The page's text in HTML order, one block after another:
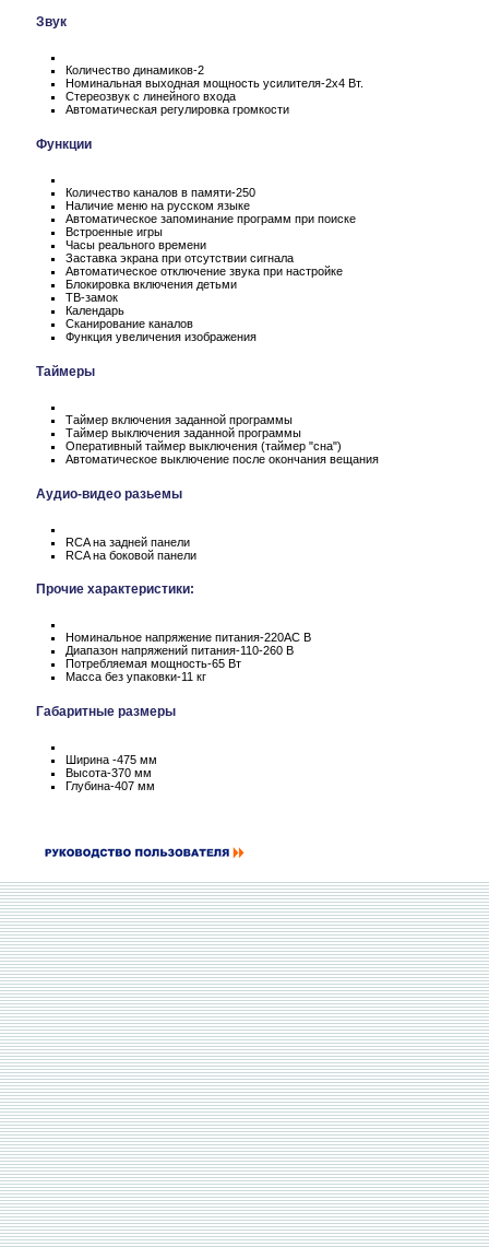
Звук
Количество динамиков-2
Номинальная выходная мощность усилителя-2х4 Вт.
Стереозвук с линейного входа
Автоматическая регулировка громкости
Функции
Количество каналов в памяти-250
Наличие меню на русском языке
Автоматическое запоминание программ при поиске
Встроенные игры
Часы реального времени
Заставка экрана при отсутствии сигнала
Автоматическое отключение звука при настройке
Блокировка включения детьми
ТВ-замок
Календарь
Сканирование каналов
Функция увеличения изображения
Таймеры
Таймер включения заданной программы
Таймер выключения заданной программы
Оперативный таймер выключения (таймер "сна")
Автоматическое выключение после окончания вещания
Аудио-видео разьемы
RCA на задней панели
RCA на боковой панели
Прочие характеристики:
Номинальное напряжение питания-220АС В
Диапазон напряжений питания-110-260 В
Потребляемая мощность-65 Вт
Масса без упаковки-11 кг
Габаритные размеры
Ширина -475 мм
Высота-370 мм
Глубина-407 мм